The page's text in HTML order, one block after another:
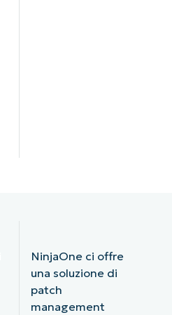
NinjaOne ci offre
una soluzione di
patch
management